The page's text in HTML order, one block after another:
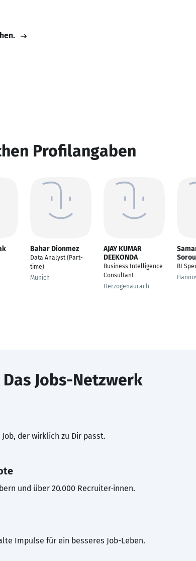
Profilangaben
Bahar Dionmez
Data Analyst (Part-
time)
Munich
AJAY KUMAR
DEEKONDA
Business Intelligence
Consultant
Herzogenaurach
BI
Das Jobs-Netzwerk
der wirklich zu Dir passt.
und über 20.000 Recruiter·innen.
Impulse für ein besseres Job-Leben.